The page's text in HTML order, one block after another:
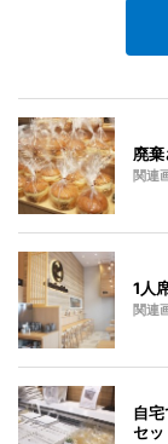
廃棄
関連
1人
関連
自
セッ